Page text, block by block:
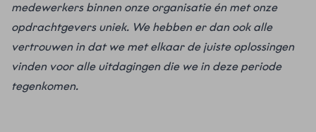
medewerkers binnen onze organisatie én met onze
opdrachtgevers uniek. We hebben er dan ook alle
vertrouwen in dat we met elkaar de juiste oplossingen
vinden voor alle uitdagingen die we in deze periode
tegenkomen.